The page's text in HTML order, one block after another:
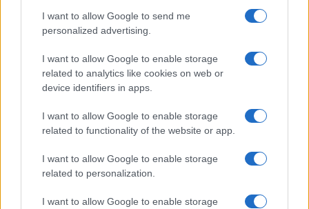
I want to allow Google to send me
personalized advertising.
I want to allow Google to enable storage
related to analytics like cookies on web or
device identifiers in apps.
I want to allow Google to enable storage
related to functionality of the website or app.
I want to allow Google to enable storage
related to personalization.
I want to allow Google to enable storage
https://www.avvenire.it/opinioni/pagine/il-dono-rifiutato-
per-sospetto-
2022 – Over 500 Ukrainian children stuck waiting for UK
visa decision
Exclusive: sources say most have hosts ready under Homes
https://www.theguardian.com/uk-
news/2022/may/29/homes-for-ukraine-children-stuck-
Scatenano le GUERRE, poi PROMETTONO, poi SVANISCONO